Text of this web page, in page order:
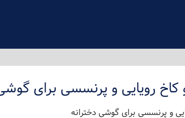
رویایی و پرنسسی برای